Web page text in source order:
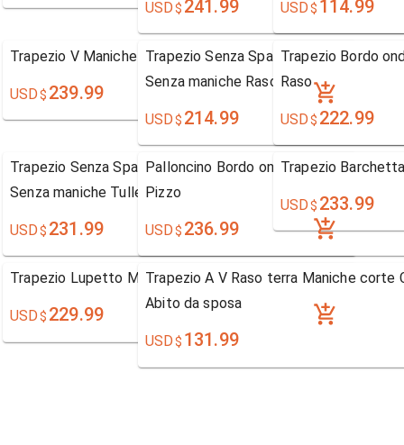
USD$ 241.99 USD$ 114.99
Trapezio V Maniche Lunghe Pizzo
USD$ 239.99
Trapezio Senza Spalline Strascico da
Senza maniche Raso Abito da sposa
USD$ 214.99
Trapezio Bordo
Raso
USD$ 222.99
Trapezio Senza Spalline Strascico da cappella
Senza maniche Tulle Abito da Sposa
USD$ 231.99
Palloncino Bordo ondulato-Edge
Pizzo
USD$ 236.99
Trapezio
USD$ 233.99
Trapezio Lupetto Maniche corte Pizzo
USD$ 229.99
Trapezio A V Raso terra Maniche corte
Abito da sposa
USD$ 131.99